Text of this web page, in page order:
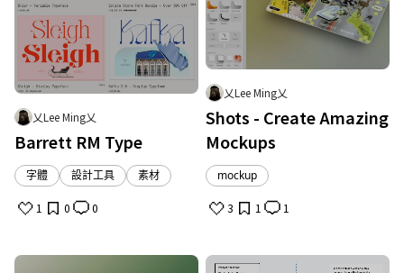
乂Lee Ming乂
Barrett RM Type
字體 設計工具 素材
1 0 0
乂Lee Ming乂
Shots - Create Amazing
Mockups
mockup
3 1 1